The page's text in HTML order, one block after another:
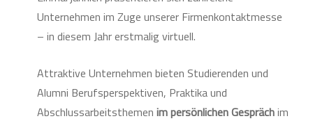
Unternehmen im Zuge unserer Firmenkontaktmesse
– in diesem Jahr erstmalig virtuell.
Attraktive Unternehmen bieten Studierenden und
Alumni Berufsperspektiven, Praktika und
Abschlussarbeitsthemen im persönlichen Gesprächim